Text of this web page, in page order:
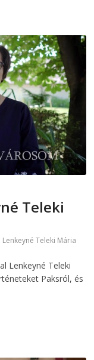
Teleki
Lenkeyné Teleki Mária
Lenkeyné Teleki
Paksról, és